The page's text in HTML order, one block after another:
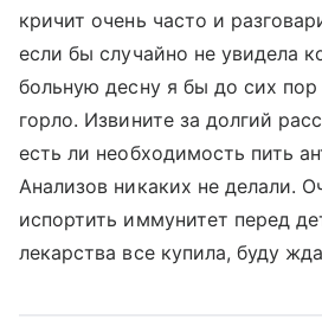
кричит очень часто и
если бы случайно не увидела
больную десну я бы до сих пор
горло. Извините за долгий
есть ли необходимость пить
Анализов никаких не делали.
испортить иммунитет перед
лекарства все купила, буду